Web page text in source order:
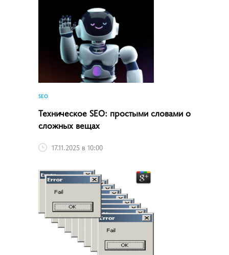
SEO
Техническое SEO: простыми словами о
сложных вещах
17.11.2025 в 10:00